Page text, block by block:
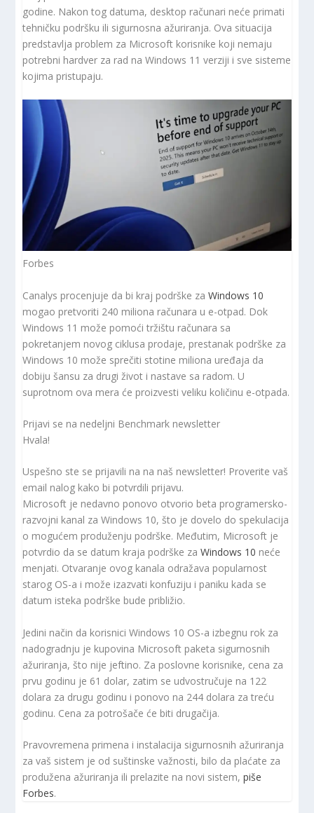
godine. Nakon tog datuma, desktop računari neće primati
tehničku podršku ili sigurnosna ažuriranja. Ova situacija
predstavlja problem za Microsoft korisnike koji nemaju
potrebni hardver za rad na Windows 11 verziji i sve sisteme
kojima pristupaju.
Forbes
Canalys procenjuje da bi kraj podrške zaWindows 10
mogao pretvoriti 240 miliona računara u e-otpad. Dok
Windows 11 može pomoći tržištu računara sa
pokretanjem novog ciklusa prodaje, prestanak podrške za
Windows 10 može sprečiti stotine miliona uređaja da
dobiju šansu za drugi život i nastave sa radom. U
suprotnom ova mera će proizvesti veliku količinu e-otpada.
Prijavi se na nedeljni Benchmark newsletter
Hvala!
Uspešno ste se prijavili na na naš newsletter! Proverite vaš
email nalog kako bi potvrdili prijavu.
Microsoft je nedavno ponovo otvorio beta programersko-
razvojni kanal za Windows 10, što je dovelo do spekulacija
o mogućem produženju podrške. Međutim, Microsoft je
potvrdio da se datum kraja podrške zaWindows 10 neće
menjati. Otvaranje ovog kanala odražava popularnost
starog OS-a i može izazvati konfuziju i paniku kada se
datum isteka podrške bude približio.
Jedini način da korisnici Windows 10 OS-a izbegnu rok za
nadogradnju je kupovina Microsoft paketa sigurnosnih
ažuriranja, što nije jeftino. Za poslovne korisnike, cena za
prvu godinu je 61 dolar, zatim se udvostručuje na 122
dolara za drugu godinu i ponovo na 244 dolara za treću
godinu. Cena za potrošače će biti drugačija.
Pravovremena primena i instalacija sigurnosnih ažuriranja
za vaš sistem je od suštinske važnosti, bilo da plaćate za
produžena ažuriranja ili prelazite na novi sistem,piše
Forbes.